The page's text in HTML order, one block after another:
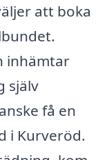
att boka
inhämtar
själv
få en
i Kurveröd.